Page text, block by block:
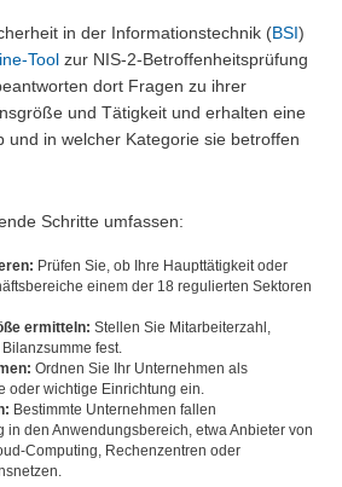
in der Informationstechnik (BSI )
Tool zur NIS-2-Betroffenheitsprüfung
dort Fragen zu ihrer
und Tätigkeit und erhalten eine
und in welcher Kategorie sie betroffen
Schritte umfassen:
Prüfen Sie, ob Ihre Haupttätigkeit oder
einem der 18 regulierten Sektoren
ermitteln: Stellen Sie Mitarbeiterzahl,
fest.
Ordnen Sie Ihr Unternehmen als
oder wichtige Einrichtung ein.
Bestimmte Unternehmen fallen
in den Anwendungsbereich, etwa Anbieter von
Computing, Rechenzentren oder